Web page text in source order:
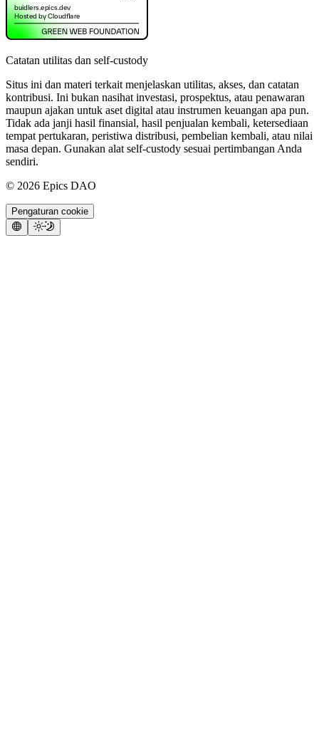
Catatan utilitas dan self-custody
Situs ini dan materi terkait menjelaskan utilitas, akses, dan catatan
kontribusi. Ini bukan nasihat investasi, prospektus, atau penawaran
maupun ajakan untuk aset digital atau instrumen keuangan apa pun.
Tidak ada janji hasil finansial, hasil penjualan kembali, ketersediaan
tempat pertukaran, peristiwa distribusi, pembelian kembali, atau nilai
masa depan. Gunakan alat self-custody sesuai pertimbangan Anda
sendiri.
© 2026 Epics DAO
Pengaturan cookie